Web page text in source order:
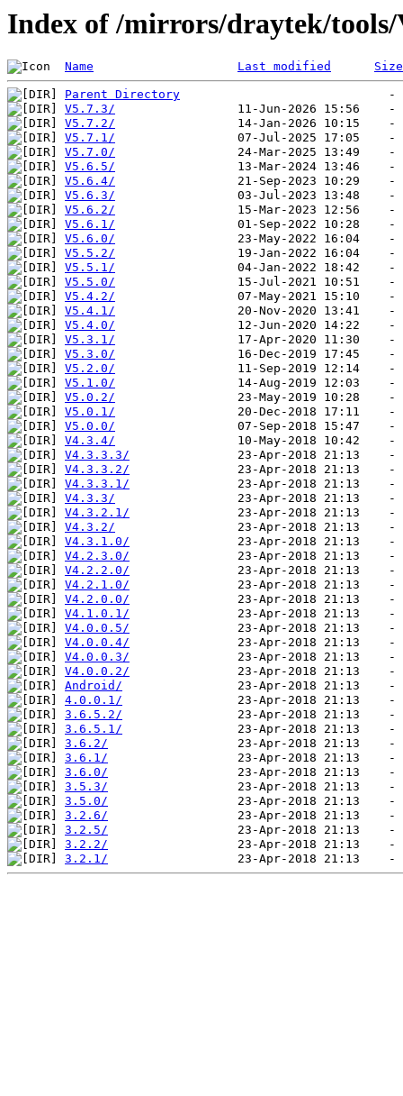
Index of /mirrors/draytek/
Name Last modified Size
Parent Directory
V5.7.3/
V5.7.2/
V5.7.1/
V5.7.0/
V5.6.5/
V5.6.4/
V5.6.3/
V5.6.2/
V5.6.1/
V5.6.0/
V5.5.2/
V5.5.1/
V5.5.0/
V5.4.2/
V5.4.1/
V5.4.0/
V5.3.1/
V5.3.0/
V5.2.0/
V5.1.0/
V5.0.2/
V5.0.1/
V5.0.0/
V4.3.4/
V4.3.3.3/
V4.3.3.2/
V4.3.3.1/
V4.3.3/
V4.3.2.1/
V4.3.2/
V4.3.1.0/
V4.2.3.0/
V4.2.2.0/
V4.2.1.0/
V4.2.0.0/
V4.1.0.1/
V4.0.0.5/
V4.0.0.4/
V4.0.0.3/
V4.0.0.2/
Android/
4.0.0.1/
3.6.5.2/
3.6.5.1/
3.6.2/
3.6.1/
3.6.0/
3.5.3/
3.5.0/
3.2.6/
3.2.5/
3.2.2/
3.2.1/